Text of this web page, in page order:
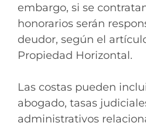
embargo, si se
honorarios serán
deudor, según el
Propiedad Horizontal.
Las costas pueden
abogado, tasas
administrativos